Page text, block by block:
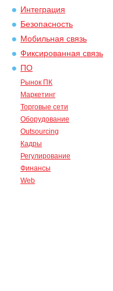
Интеграция
Безопасность
Мобильная связь
Фиксированная связь
ПО
Рынок ПК
Маркетинг
Торговые сети
Оборудование
Outsourcing
Кадры
Регулирование
Финансы
Web